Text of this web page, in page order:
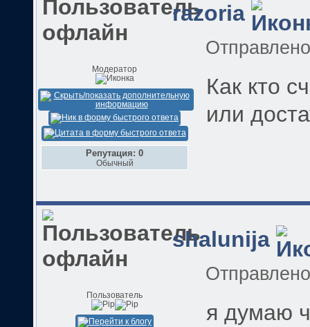
razoria
Модератор
Репутация: 0
Обычный
Как кто
или
shalunija
Пользователь
я думаю